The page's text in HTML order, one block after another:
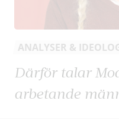
ANALYSER &
Därför talar
arbetande